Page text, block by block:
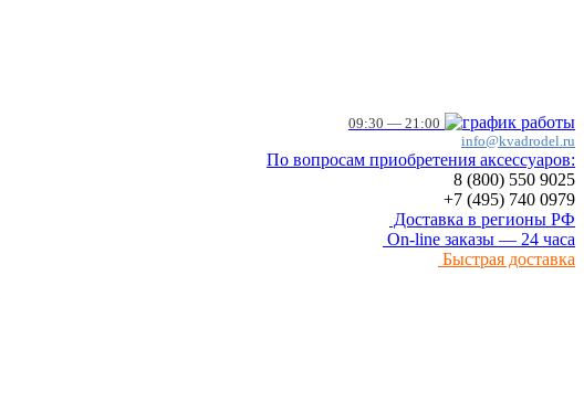
09:30 — 21:00
info@kvadrodel.ru
По вопросам приобретения аксессуаров:
8 (800) 550 9025
+7 (495) 740 0979
Доставка в регионы РФ
On-line заказы — 24 часа
Быстрая доставка